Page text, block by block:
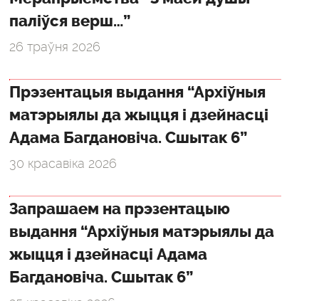
паліўся верш…”
26 траўня 2026
Прэзентацыя выдання “Архіўныя
матэрыялы да жыцця і дзейнасці
Адама Багдановіча. Сшытак 6”
30 красавіка 2026
Запрашаем на прэзентацыю
выдання “Архіўныя матэрыялы да
жыцця і дзейнасці Адама
Багдановіча. Сшытак 6”